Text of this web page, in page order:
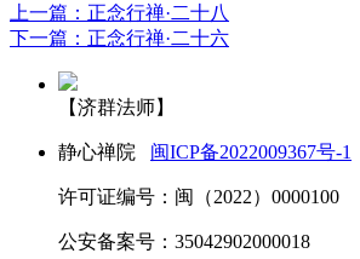
上一篇：正念行禅·二十八
下一篇：正念行禅·二十六
【济群法师】
静心禅院 闽ICP备2022009367号-1
许可证编号：闽（2022）0000100
公安备案号：35042902000018